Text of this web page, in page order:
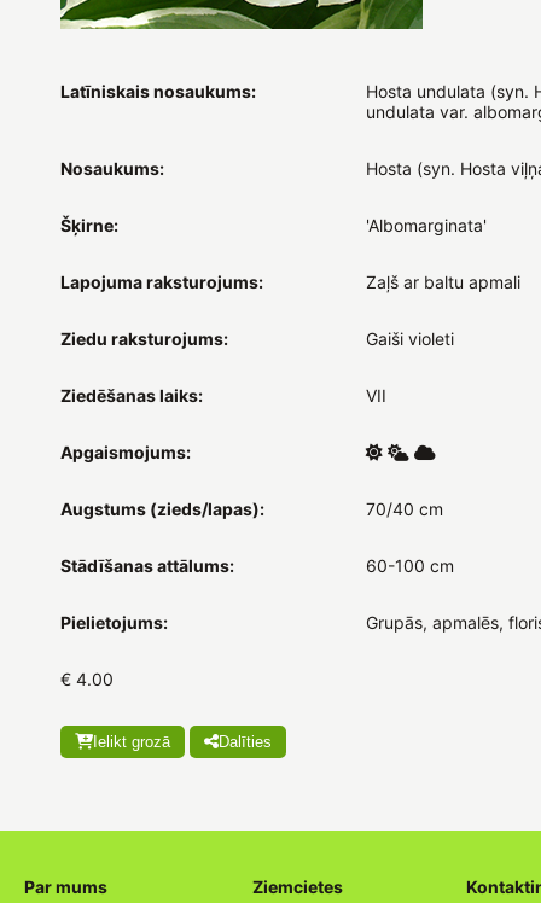
Latīniskais nosaukums:
Hosta undulata (syn.
undulata var.
Nosaukums: Hosta (syn. Hosta
Šķirne: 'Albomarginata'
Lapojuma raksturojums: Zaļš ar baltu apmali
Ziedu raksturojums: Gaiši violeti
Ziedēšanas laiks: VII
Apgaismojums:
Augstums (zieds/lapas): 70/40 cm
Stādīšanas attālums: 60-100 cm
Pielietojums: Grupās, apmalēs,
€ 4.00
Ielikt grozā Dalīties
Par mums Ziemcietes